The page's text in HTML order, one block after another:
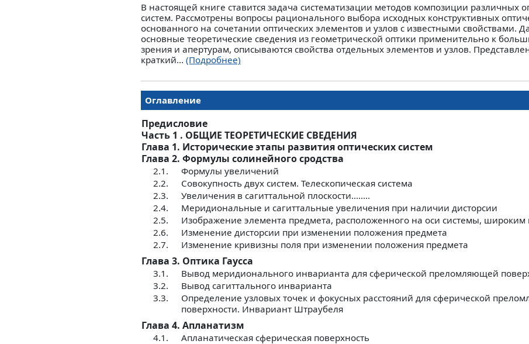
В настоящей книге ставится задача систематизации методов композиции различных
систем. Рассмотрены вопросы рационального выбора исходных конструктивных
основанного на сочетании оптических элементов и узлов с известными свойствами.
основные теоретические сведения из геометрической оптики применительно к
зрения и апертурам, описываются свойства отдельных элементов и узлов.
краткий... (Подробнее)
Оглавление
Предисловие
Часть 1 . ОБЩИЕ ТЕОРЕТИЧЕСКИЕ СВЕДЕНИЯ
Глава 1. Исторические этапы развития оптических систем
Глава 2. Формулы солинейного сродства
2.1.
Формулы увеличений
2.2.
Совокупность двух систем. Телескопическая система
2.3.
Увеличения в сагиттальной плоскости........
2.4.
Меридиональные и сагиттальные увеличения при наличии дисторсии
2.5.
Изображение элемента предмета, расположенного на оси системы, широким
2.6.
Изменение дисторсии при изменении положения предмета
2.7.
Изменение кривизны поля при изменении положения предмета
Глава 3. Оптика Гаусса
3.1.
Вывод меридионального инварианта для сферической преломляющей
3.2.
Вывод сагиттального инварианта
3.3.
Определение узловых точек и фокусных расстояний для сферической
поверхности. Инвариант Штраубеля
Глава 4. Апланатизм
4.1.
Апланатическая сферическая поверхность